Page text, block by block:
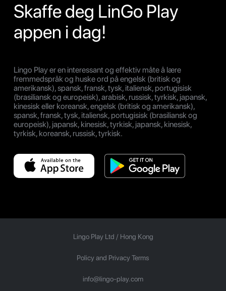
Skaffe deg LinGo Play
appen i dag!
Lingo Play er en interessant og effektiv måte å lære
fremmedspråk og huske ord på engelsk (britisk og
amerikansk), spansk, fransk, tysk, italiensk, portugisisk
(brasiliansk og europeisk), arabisk, russisk, tyrkisk, japansk,
kinesisk eller koreansk, engelsk (britisk og amerikansk),
spansk, fransk, tysk, italiensk, portugisisk (brasiliansk og
europeisk), japansk, kinesisk, tyrkisk, japansk, kinesisk,
tyrkisk, koreansk, russisk, tyrkisk.
Lingo Play Ltd / Hong Kong
Policy and Privacy Terms
info@lingo-play.com